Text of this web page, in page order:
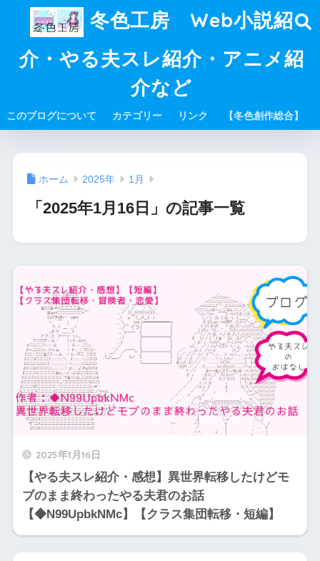
冬色工房 Web小説紹
介・やる夫スレ紹介・アニメ紹
介など
このブログについて カテゴリー リンク 【冬色創作総合】
ホーム 2025年 1月
「2025年1月16日」の記事一覧
2025年1月16日
【やる夫スレ紹介・感想】異世界転移したけどモ
ブのまま終わったやる夫君のお話
【◆N99UpbkNMc】【クラス集団転移・短編】